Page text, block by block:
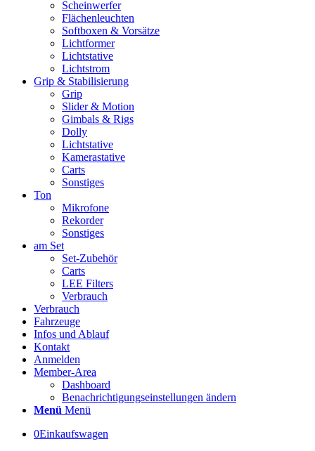
Scheinwerfer
Flächenleuchten
Softboxen & Vorsätze
Lichtformer
Lichtstative
Lichtstrom
Grip & Stabilisierung
Grip
Slider & Motion
Gimbals & Rigs
Dolly
Lichtstative
Kamerastative
Carts
Sonstiges
Ton
Mikrofone
Rekorder
Sonstiges
am Set
Set-Zubehör
Carts
LEE Filters
Verbrauch
Verbrauch
Fahrzeuge
Infos und Ablauf
Kontakt
Anmelden
Member-Area
Dashboard
Benachrichtigungseinstellungen ändern
Menü Menü
0Einkaufswagen